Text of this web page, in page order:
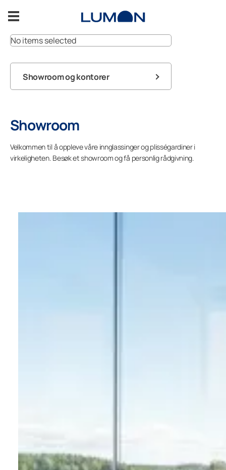
Innglasset terrasse
Inspirasjon
Brukerstøtte
KOSTNADSFRI BEFARING
No items selected
Showroom og kontorer
Showroom
Velkommen til å oppleve våre innglassinger og plisségardiner i
virkeligheten. Besøk et showroom og få personlig rådgivning.